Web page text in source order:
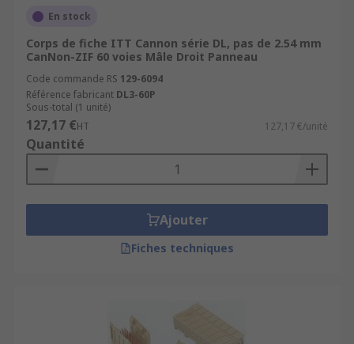
En stock
Corps de fiche ITT Cannon série DL, pas de 2.54 mm
CanNon-ZIF 60 voies Mâle Droit Panneau
Code commande RS 129-6094
Référence fabricant DL3-60P
Sous-total (1 unité)
127,17 €HT 127,17 €/unité
Quantité
Ajouter
Fiches techniques